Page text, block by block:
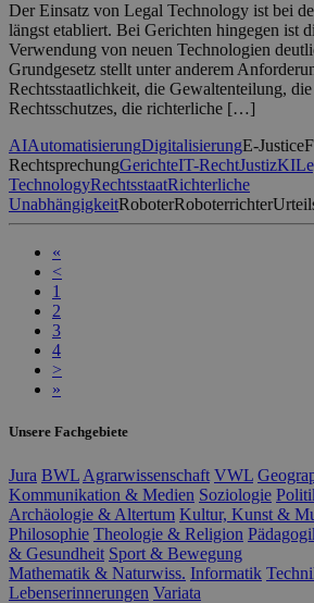
Der Einsatz von Legal Technology ist bei
längst etabliert. Bei Gerichten hingegen ist
Verwendung von neuen Technologien
Grundgesetz stellt unter anderem
Rechtsstaatlichkeit, die Gewaltenteilung,
Rechtsschutzes, die richterliche […]
AIAutomatisierungDigitalisierungE-Justice
RechtsprechungGerichteIT-RechtJustizKI
TechnologyRechtsstaatRichterliche
UnabhängigkeitRoboterRoboterrichter
«
<
1
2
3
4
>
»
Unsere Fachgebiete
Jura BWL Agrarwissenschaft VWL
Kommunikation & Medien Soziologie
Archäologie & Altertum Kultur, Kunst &
Philosophie Theologie & Religion
& Gesundheit Sport & Bewegung
Mathematik & Naturwiss. Informatik
Lebenserinnerungen Variata